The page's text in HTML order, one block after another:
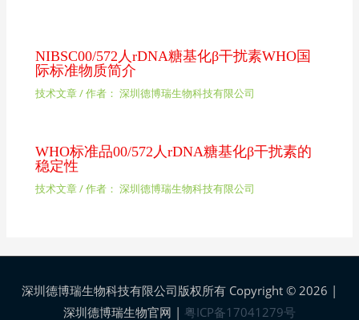
NIBSC00/572人rDNA糖基化β干扰素WHO国
际标准物质简介
技术文章/ 作者： 深圳德博瑞生物科技有限公司
WHO标准品00/572人rDNA糖基化β干扰素的
稳定性
技术文章/ 作者： 深圳德博瑞生物科技有限公司
深圳德博瑞生物科技有限公司版权所有 Copyright © 2026 |
深圳德博瑞生物官网 | 粤ICP备17041279号